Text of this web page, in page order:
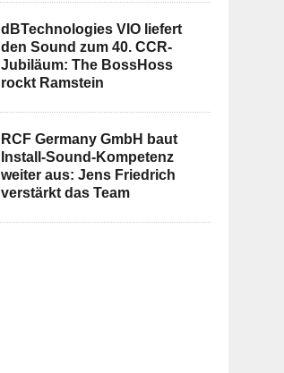
dBTechnologies VIO liefert
den Sound zum 40. CCR-
Jubiläum: The BossHoss
rockt Ramstein
RCF Germany GmbH baut
Install-Sound-Kompetenz
weiter aus: Jens Friedrich
verstärkt das Team